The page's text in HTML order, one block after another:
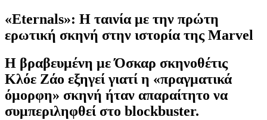
«Eternals»: Η ταινία με την πρώτη
ερωτική σκηνή στην ιστορία της Marvel
Η βραβευμένη με Όσκαρ σκηνοθέτις
Κλόε Ζάο εξηγεί γιατί η «πραγματικά
όμορφη» σκηνή ήταν απαραίτητο να
συμπεριληφθεί στο blockbuster.